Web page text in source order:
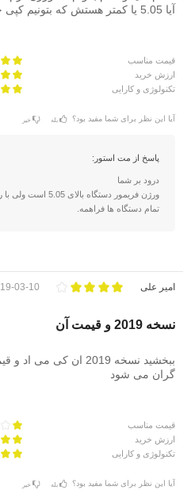
آیا 5.05 یا کمتر هستش که بتونیم کپی خورش کنیم ؟
قیمت مناسب
ارزش خرید
تکنولوژی و کارایی
آیا این نظر برای شما مفید بود؟ بله خیر
پاسخ از مت استور:
درود بر شما
ورژن فریمور
تمام دستگاه ها فراهمه.
امیر علی 03-10
نسخه 2019 و قیمت آن
ببخشید نسخه 2019 ان
گران می شود
قیمت مناسب
ارزش خرید
تکنولوژی و کارایی
آیا این نظر برای شما مفید بود؟ بله خیر